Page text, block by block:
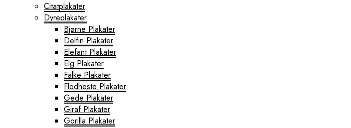
Citatplakater
Dyreplakater
Bjørne Plakater
Delfin Plakater
Elefant Plakater
Elg Plakater
Falke Plakater
Flodheste Plakater
Gede Plakater
Giraf Plakater
Gorilla Plakater